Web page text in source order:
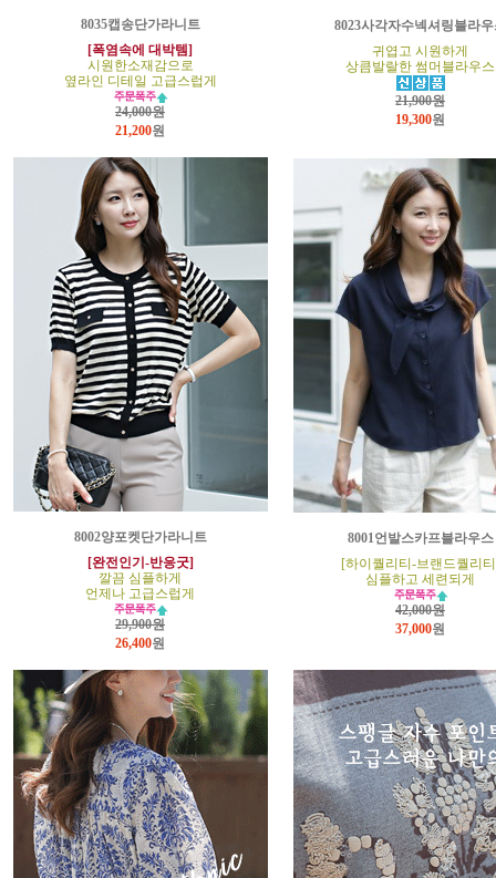
8035캡송단가라니트
[폭염속에 대박템]
시원한소재감으로
옆라인 디테일 고급스럽게
24,000원
21,200원
8023사각자수넥셔링블라우
귀엽고 시원하게
상큼발랄한 썸머블라우스
21,900원
19,300원
8002양포켓단가라니트
[완전인기-반응굿]
깔끔 심플하게
언제나 고급스럽게
29,900원
26,400원
8001언발스카프블라우스
[하이퀄리티-브랜드퀄리
심플하고 세련되게
42,000원
37,000원